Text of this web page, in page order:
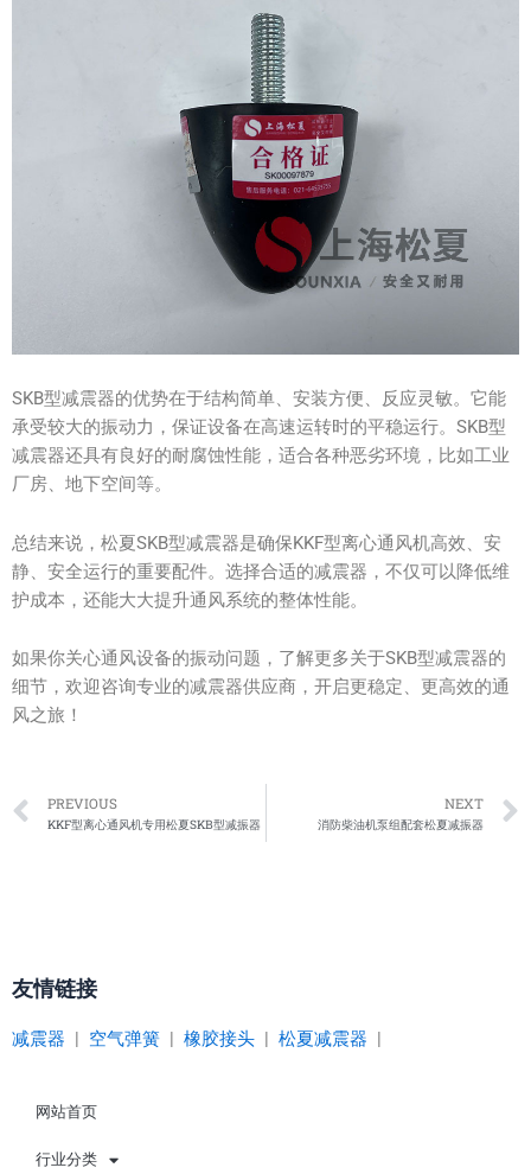
SKB型减震器的优势在于结构简单、安装方便、反应灵敏。它能
承受较大的振动力，保证设备在高速运转时的平稳运行。SKB型
减震器还具有良好的耐腐蚀性能，适合各种恶劣环境，比如工业
厂房、地下空间等。
总结来说，松夏SKB型减震器是确保KKF型离心通风机高效、安
静、安全运行的重要配件。选择合适的减震器，不仅可以降低维
护成本，还能大大提升通风系统的整体性能。
如果你关心通风设备的振动问题，了解更多关于SKB型减震器的
细节，欢迎咨询专业的减震器供应商，开启更稳定、更高效的通
风之旅！
Prev
PREVIOUS
KKF型离心通风机专用松夏SKB型减振器
NEXT
消防柴油机泵组配套松夏减振器
友情链接
减震器 空气弹簧 橡胶接头 松夏减震器
网站首页
行业分类